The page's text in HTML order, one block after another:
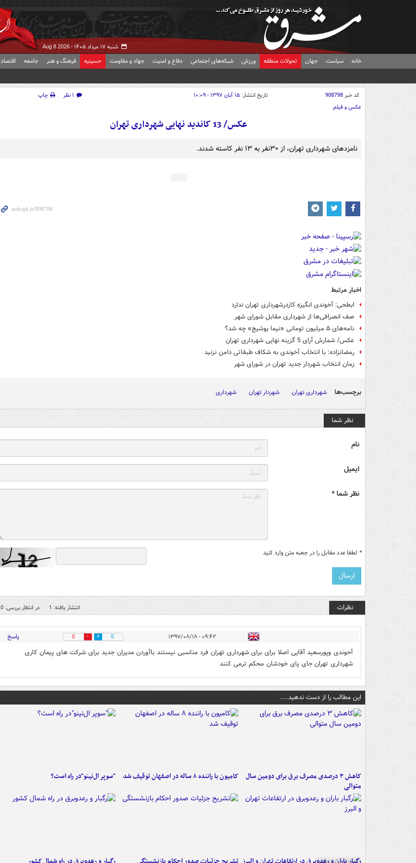
شنبه ۱۷ مرداد ۱۴۰۵ - Aug 8 2026
خانه سیاست جهان تحولات منطقه ورزش شبکه‌های اجتماعی دفاع و امنیت جهاد و مقاومت حسینیه فرهنگ و هنر جامعه اقتصاد
کد خبر908798 تاریخ انتشار: ۱۵ آبان ۱۳۹۷ - ۱۰:۰۹ ۱ نظر
چاپ
عکس و فیلم
عکس/ 13 کاندید نهایی شهرداری تهران
نامزدهای شهرداری تهران، از ۳۰نفر به ۱۳ نفر کاسته شدند.
اخبار مرتبط
ابطحی: آخوندی انگیزه کاردرشهرداری تهران ندارد
صف انصرافی‌ها از شهرداری مقابل شورای شهر
نامه‌های ۵ میلیون تومانی «نیما یوشیج» چه شد؟
عکس/ شمارش آرای 5 گزینه نهایی شهرداری تهران
رمضانزاده: با انتخاب آخوندی به شکاف طبقاتی دامن نزنید
زمان انتخاب شهردار جدید تهران در شورای شهر
برچسب‌ها شهرداری تهران شهردار تهران شهرداری
نظر شما
نام
ایمیل
نظر شما *
* لطفا عدد مقابل را در جعبه متن وارد کنید
نظرات انتشار یافته: 1 در انتظار بررسی: 0
۰۹:۴۲ - ۱۳۹۷/۰۸/۱۸ 0
0 پاسخ
آحوندی وپورسعید آقایی اصلا برای برای شهرداری تهران فرد مناسبی نیستند باآوردن مدیران جدید برای شرکت های پیمان کاری
شهرداری تهران جای پای خودشان محکم ترمی کنند
این مطالب را از دست ندهید....
کاهش ۳ درصدی مصرف برق برای دومین سال
متوالی
کامیون با راننده ۸ ساله در اصفهان توقیف شد "سوپر ال‌نینو"در راه است؟